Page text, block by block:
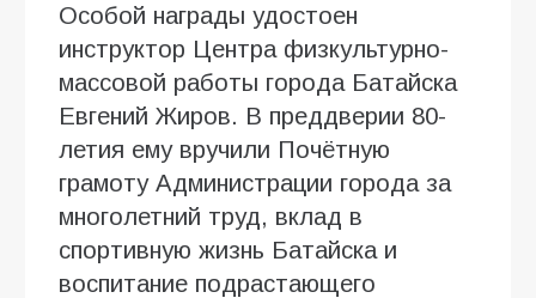
Особой награды удостоен
инструктор Центра физкультурно-
массовой работы города Батайска
Евгений Жиров. В преддверии 80-
летия ему вручили Почётную
грамоту Администрации города за
многолетний труд, вклад в
спортивную жизнь Батайска и
воспитание подрастающего